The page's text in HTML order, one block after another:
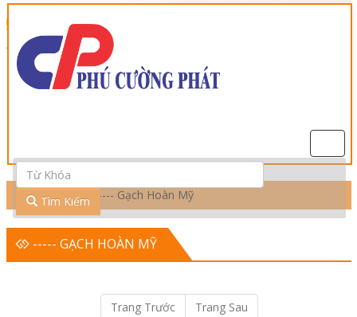
Tìm Kiếm
Trang Chủ ----- Gạch Hoàn Mỹ
----- GẠCH HOÀN MỸ
Trang Trước Trang Sau